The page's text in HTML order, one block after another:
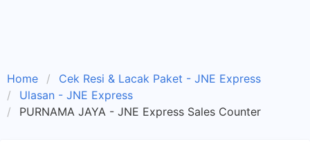
Home
Cek Resi & Lacak Paket - JNE Express
Ulasan - JNE Express
PURNAMA JAYA - JNE Express Sales Counter